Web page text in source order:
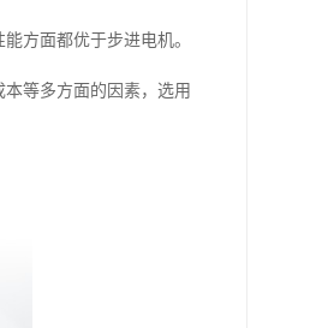
方面都优于步进电机。
等多方面的因素，选用